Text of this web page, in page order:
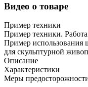
Видео о товаре
Пример техники
Пример техники.
Пример использования
для скульптурной
Описание
Характеристики
Меры